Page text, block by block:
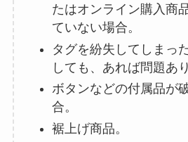
たはオンライン購入商
ていない場合。
タグを紛失してしまっ
しても、あれば問題あ
ボタンなどの付属品が
合。
裾上げ商品。